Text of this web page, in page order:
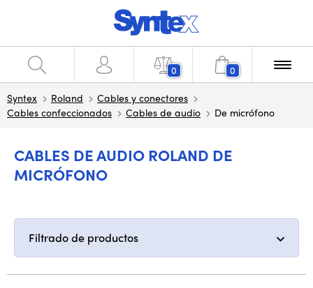
0 0
Syntex Roland
Cables y conectores
Cables confeccionados
Cables de audio De micrófono
CABLES DE AUDIO ROLAND DE
MICRÓFONO
Filtrado de productos